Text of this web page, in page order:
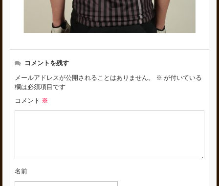
コメントを残す
メールアドレスが公開されることはありません。 ※ が付いている
欄は必須項目です
コメント ※
名前